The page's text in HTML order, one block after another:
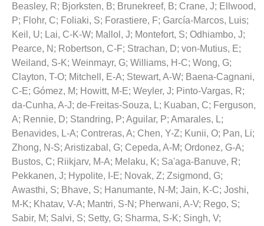
Beasley, R; Bjorksten, B; Brunekreef, B; Crane, J; Ellwood,
P; Flohr, C; Foliaki, S; Forastiere, F; García-Marcos, Luis;
Keil, U; Lai, C-K-W; Mallol, J; Montefort, S; Odhiambo, J;
Pearce, N ; Robertson, C-F; Strachan, D; von-Mutius, E;
Weiland, S-K; Weinmayr, G; Williams, H-C; Wong, G;
Clayton, T-O; Mitchell, E-A; Stewart, A-W; Baena-Cagnani,
C-E; Gómez, M; Howitt, M-E; Weyler, J; Pinto-Vargas, R;
da-Cunha, A-J; de-Freitas-Souza, L; Kuaban, C; Ferguson,
A; Rennie, D; Standring, P; Aguilar, P; Amarales, L;
Benavides, L-A; Contreras, A; Chen, Y-Z; Kunii, O; Pan, Li;
Zhong, N-S; Aristizabal, G; Cepeda, A-M; Ordonez, G-A;
Bustos, C; Riikjarv, M-A; Melaku, K; Sa'aga-Banuve, R;
Pekkanen, J; Hypolite, I-E; Novak, Z; Zsigmond, G;
Awasthi, S; Bhave, S; Hanumante, N-M; Jain, K-C; Joshi,
M-K; Khatav, V-A; Mantri, S-N ; Pherwani, A-V; Rego, S;
Sabir, M; Salvi, S; Setty, G; Sharma, S-K; Singh, V;